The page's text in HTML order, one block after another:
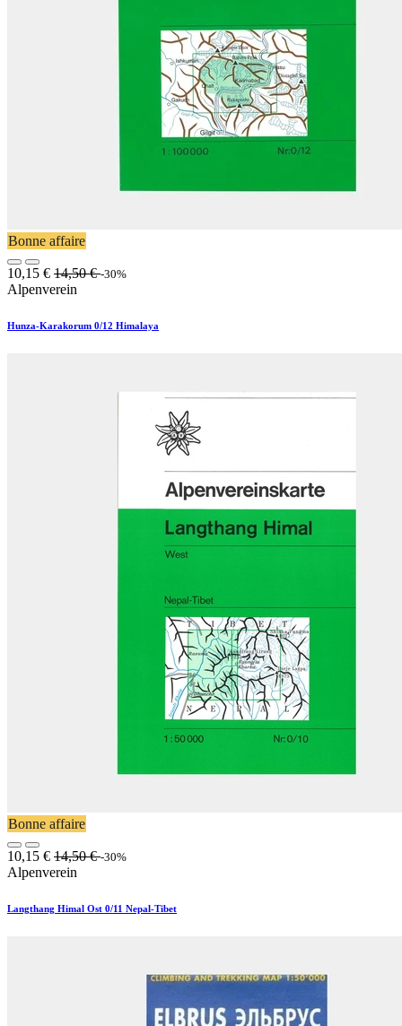
Bonne affaire
10,15 € 14,50€ -30%
Alpenverein
Hunza-Karakorum 0/12 Himalaya
Bonne affaire
10,15 € 14,50€ -30%
Alpenverein
Langthang Himal Ost 0/11 Nepal-Tibet